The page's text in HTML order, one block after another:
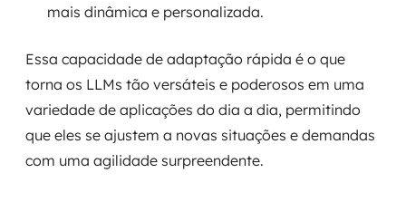
mais dinâmica e personalizada.
Essa capacidade de adaptação rápida é o que
torna os LLMs tão versáteis e poderosos em uma
variedade de aplicações do dia a dia, permitindo
que eles se ajustem a novas situações e demandas
com uma agilidade surpreendente.